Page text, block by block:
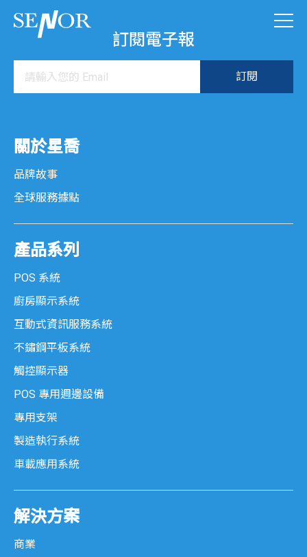
訂閱電子報
關於星喬
品牌故事
全球服務據點
產品系列
POS 系統
廚房顯示系統
互動式資訊服務系統
不鏽鋼平板系統
觸控顯示器
POS 專用週邊設備
專用支架
製造執行系統
車載應用系統
解決方案
商業